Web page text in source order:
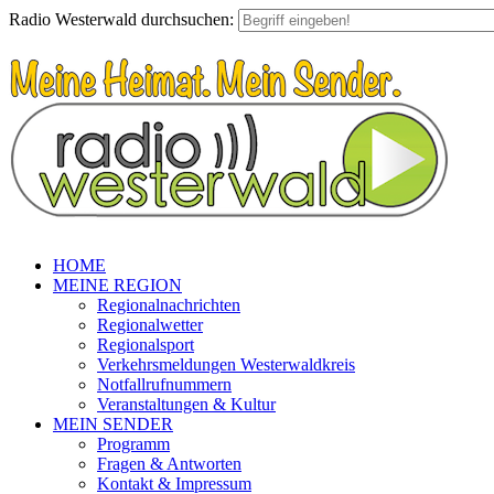
Radio Westerwald durchsuchen:
HOME
MEINE REGION
Regionalnachrichten
Regionalwetter
Regionalsport
Verkehrsmeldungen Westerwaldkreis
Notfallrufnummern
Veranstaltungen & Kultur
MEIN SENDER
Programm
Fragen & Antworten
Kontakt & Impressum